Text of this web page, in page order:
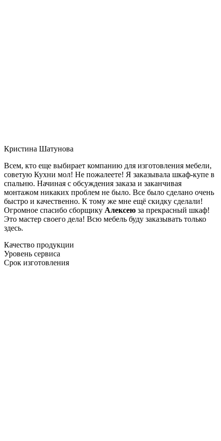
Кристина Шатунова
Всем, кто еще выбирает компанию для изготовления мебели,
советую Кухни мол! Не пожалеете! Я заказывала шкаф-купе в
спальню. Начиная с обсуждения заказа и заканчивая
монтажом никаких проблем не было. Все было сделано очень
быстро и качественно. К тому же мне ещё скидку сделали!
Огромное спасибо сборщику Алексею за прекрасный шкаф!
Это мастер своего дела! Всю мебель буду заказывать только
здесь.
Качество продукции
Уровень сервиса
Срок изготовления